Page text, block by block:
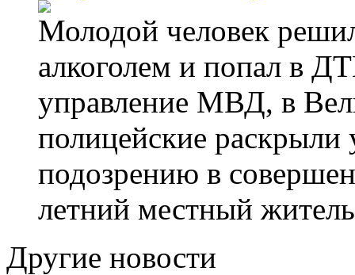
Молодой человек
алкоголем и попал в
управление МВД, в
полицейские
подозрению в
летний местный
Другие новости